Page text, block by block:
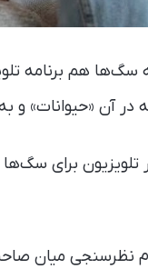
هم برنامه
در آن «حیوانات»
نظرسنجی میان